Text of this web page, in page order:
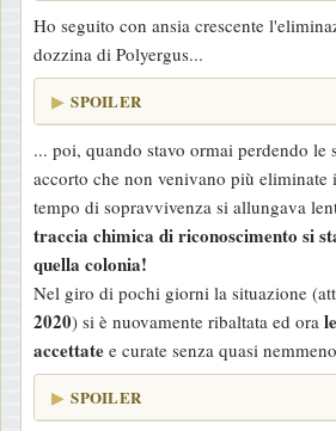
Ho seguito con ansia crescente
dozzina di Polyergus...
SPOILER
... poi, quando stavo ormai perdendo le
accorto che non venivano più eliminate
tempo di sopravvivenza si allungava
traccia chimica di riconoscimento si
quella colonia!
Nel giro di pochi giorni la situazione
2020) si è nuovamente ribaltata ed ora
accettate e curate senza quasi
SPOILER